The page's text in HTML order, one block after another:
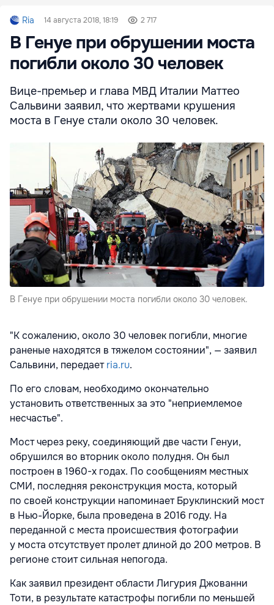
Ria 14 августа 2018, 18:19 2 717
В Генуе при обрушении моста
погибли около 30 человек
Вице-премьер и глава МВД Италии Маттео
Сальвини заявил, что жертвами крушения
моста в Генуе стали около 30 человек.
В Генуе при обрушении моста погибли около 30 человек.
"К сожалению, около 30 человек погибли, многие
раненые находятся в тяжелом состоянии", — заявил
Сальвини, передаетria.ru.
По его словам, необходимо окончательно
установить ответственных за это "неприемлемое
несчастье".
Мост через реку, соединяющий две части Генуи,
обрушился во вторник около полудня. Он был
построен в 1960-х годах. По сообщениям местных
СМИ, последняя реконструкция моста, который
по своей конструкции напоминает Бруклинский мост
в Нью-Йорке, была проведена в 2016 году. На
переданной с места происшествия фотографии
у моста отсутствует пролет длиной до 200 метров. В
регионе стоит сильная непогода.
Как заявил президент области Лигурия Джованни
Тоти, в результате катастрофы погибли по меньшей